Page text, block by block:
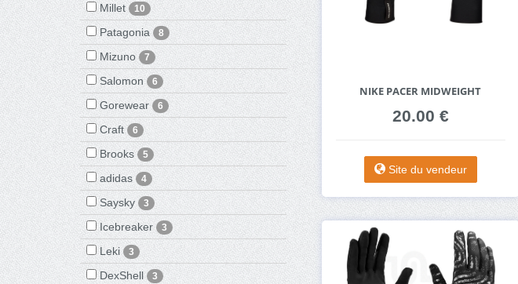
Millet 10
Patagonia 8
Mizuno 7
Salomon 6
Gorewear 6
Craft 6
Brooks 5
adidas 4
Saysky 3
Icebreaker 3
Leki 3
DexShell 3
NIKE PACER MIDWEIGHT
20.00 €
Site du vendeur